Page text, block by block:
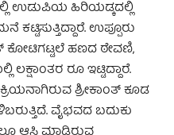
ಉಡುಪಿಯ ಹಿರಿಯಡ್ಕದಲ್ಲಿ
ಉಪ್ಪೂರು
ಕೋಟಿಗಟ್ಟಲೆ ಹಣದ ಠೇವಣಿ,
ರೂ ಇಟ್ಟಿದ್ದಾರೆ.
ಶ್ರೀಕಾಂತ್ ಕೂಡ
ವೈಭವದ ಬದುಕು